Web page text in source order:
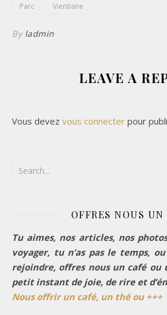
Parc Vientiane
By ladmin
LEAVE A
Vous devez vous connecter pour
OFFRES NOUS UN
Tu aimes, nos articles, nos
voyager, tu n’as pas le temps,
rejoindre, offres nous un café ou
petit instant de joie, de rire et
Nous offrir un café, un thé ou +++